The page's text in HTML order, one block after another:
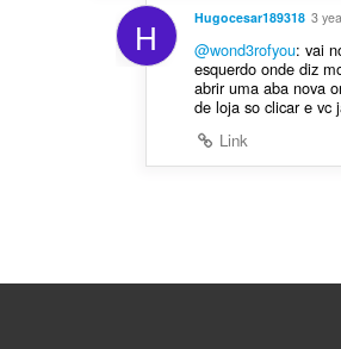
H Hugocesar189318 3
@wond3rofyou: vai
esquerdo onde diz
abrir uma aba nova
de loja so clicar e vc
Link